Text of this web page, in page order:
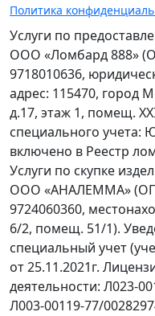
Политика
Услуги по
ООО «Ломбард 888»
9718010636,
адрес: 115470, город
д.17, этаж 1, помещ.
специального учета:
включено в Реестр
Услуги по скупке
ООО «АНАЛЕММА»
9724060360,
6/2, помещ. 51/1).
специальный учет
от 25.11.2021г.
деятельности: Л023-
Л003-00119-77/